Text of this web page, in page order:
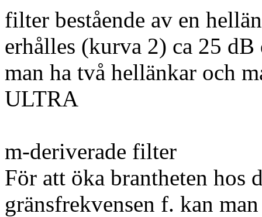
filter bestående av en
erhålles (kurva 2) ca 25
man ha två hellänkar och
ULTRA
m-deriverade filter
För att öka brantheten hos
gränsfrekvensen f. kan